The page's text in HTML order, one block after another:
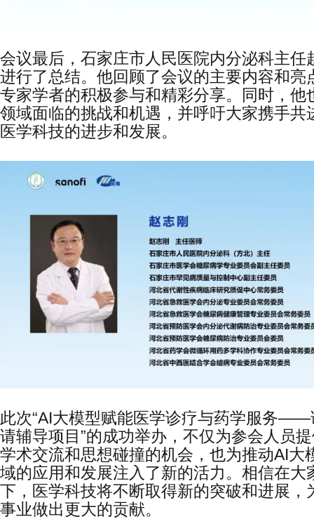
会议最后，石家庄市人民医院内分泌科主任
进行了总结。他回顾了会议的主要内容和亮
专家学者的积极参与和精彩分享。同时，他
领域面临的挑战和机遇，并呼吁大家携手共
医学科技的进步和发展。
此次“AI大模型赋能医学诊疗与药学服务——
请辅导项目”的成功举办，不仅为参会人员
学术交流和思想碰撞的机会，也为推动AI大
域的应用和发展注入了新的活力。相信在大
下，医学科技将不断取得新的突破和进展，
事业做出更大的贡献。